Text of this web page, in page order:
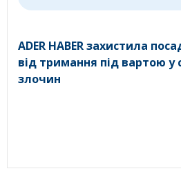
ADER HABER захистила
від тримання під вартою у
злочин